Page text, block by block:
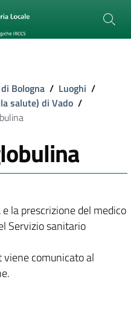
Bologna / Luoghi /
salute) di Vado /
la prescrizione del medico
Servizio sanitario
comunicato al